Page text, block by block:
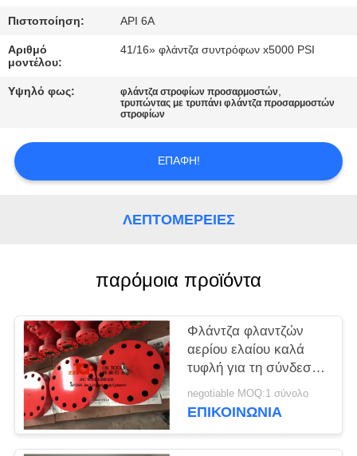
ΕΠΑΦΉ
ΜΕ
ΠΕΡΙΠΤΏΣΕΙΣ
Πιστοποίηση: API 6A
Αριθμό
μοντέλου:
41/16» φλάντζα συντρόφων x5000 PSI
Υψηλό φως: φλάντζα στροφίων προσαρμοστών,
τρυπώντας με τρυπάνι φλάντζα προσαρμοστών
στροφίων
ΕΠΑΦΉ!
ΛΕΠΤΟΜΈΡΕΙΕΣ
παρόμοια προϊόντα
Φλάντζα φλαντζών
αερίου ελαίου καλά
τυφλή για τη σύνδεση
εξοπλισμού πηγών
negotiable MOQ:1 σύνολο
ΕΠΙΚΟΙΝΩΝΊΑ